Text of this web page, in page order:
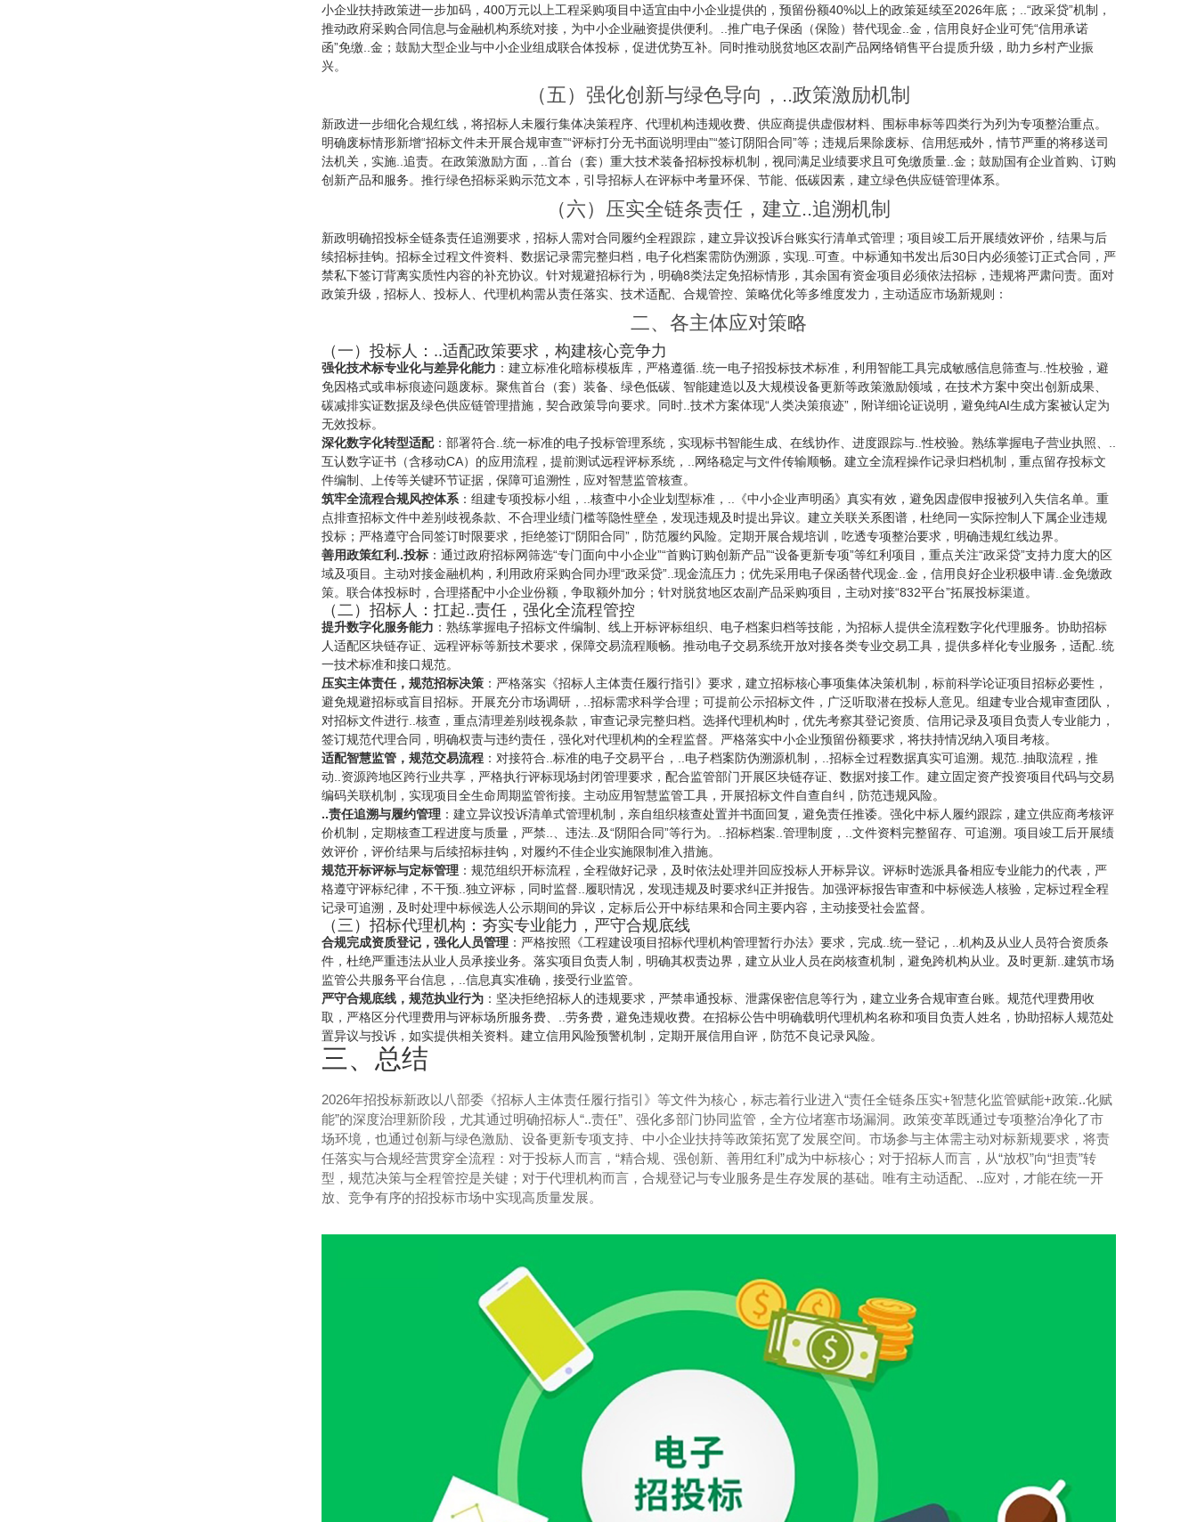
小企业扶持政策进一步加码，400万元以上工程采购项目中适宜由中小企业提供的，预留份额40%以上的政策延续至2026年底；..“政采贷”机制，
推动政府采购合同信息与金融机构系统对接，为中小企业融资提供便利。..推广电子保函（保险）替代现金..金，信用良好企业可凭“信用承诺
函”免缴..金；鼓励大型企业与中小企业组成联合体投标，促进优势互补。同时推动脱贫地区农副产品网络销售平台提质升级，助力乡村产业振
兴。
（五）强化创新与绿色导向，..政策激励机制
新政进一步细化合规红线，将招标人未履行集体决策程序、代理机构违规收费、供应商提供虚假材料、围标串标等四类行为列为专项整治重点。
明确废标情形新增“招标文件未开展合规审查”“评标打分无书面说明理由”“签订阴阳合同”等；违规后果除废标、信用惩戒外，情节严重的将移送司
法机关，实施..追责。在政策激励方面，..首台（套）重大技术装备招标投标机制，视同满足业绩要求且可免缴质量..金；鼓励国有企业首购、订购
创新产品和服务。推行绿色招标采购示范文本，引导招标人在评标中考量环保、节能、低碳因素，建立绿色供应链管理体系。
（六）压实全链条责任，建立..追溯机制
新政明确招投标全链条责任追溯要求，招标人需对合同履约全程跟踪，建立异议投诉台账实行清单式管理；项目竣工后开展绩效评价，结果与后
续招标挂钩。招标全过程文件资料、数据记录需完整归档，电子化档案需防伪溯源，实现..可查。中标通知书发出后30日内必须签订正式合同，严
禁私下签订背离实质性内容的补充协议。针对规避招标行为，明确8类法定免招标情形，其余国有资金项目必须依法招标，违规将严肃问责。面对
政策升级，招标人、投标人、代理机构需从责任落实、技术适配、合规管控、策略优化等多维度发力，主动适应市场新规则：
二、各主体应对策略
（一）投标人：..适配政策要求，构建核心竞争力
强化技术标专业化与差异化能力 ：建立标准化暗标模板库，严格遵循..统一电子招投标技术标准，利用智能工具完成敏感信息筛查与..性校验，避
免因格式或串标痕迹问题废标。聚焦首台（套）装备、绿色低碳、智能建造以及大规模设备更新等政策激励领域，在技术方案中突出创新成果、
碳减排实证数据及绿色供应链管理措施，契合政策导向要求。同时..技术方案体现“人类决策痕迹”，附详细论证说明，避免纯AI生成方案被认定为
无效投标。
深化数字化转型适配：部署符合..统一标准的电子投标管理系统，实现标书智能生成、在线协作、进度跟踪与..性校验。熟练掌握电子营业执照、..
互认数字证书（含移动CA）的应用流程，提前测试远程评标系统，..网络稳定与文件传输顺畅。建立全流程操作记录归档机制，重点留存投标文
件编制、上传等关键环节证据，保障可追溯性，应对智慧监管核查。
筑牢全流程合规风控体系 ：组建专项投标小组，..核查中小企业划型标准，..《中小企业声明函》真实有效，避免因虚假申报被列入失信名单。重
点排查招标文件中差别歧视条款、不合理业绩门槛等隐性壁垒，发现违规及时提出异议。建立关联关系图谱，杜绝同一实际控制人下属企业违规
投标；严格遵守合同签订时限要求，拒绝签订“阴阳合同”，防范履约风险。定期开展合规培训，吃透专项整治要求，明确违规红线边界。
善用政策红利..投标 ：通过政府招标网筛选“专门面向中小企业”“首购订购创新产品”“设备更新专项”等红利项目，重点关注“政采贷”支持力度大的区
域及项目。主动对接金融机构，利用政府采购合同办理“政采贷”..现金流压力；优先采用电子保函替代现金..金，信用良好企业积极申请..金免缴政
策。联合体投标时，合理搭配中小企业份额，争取额外加分；针对脱贫地区农副产品采购项目，主动对接“832平台”拓展投标渠道。
（二）招标人：扛起..责任，强化全流程管控
提升数字化服务能力 ：熟练掌握电子招标文件编制、线上开标评标组织、电子档案归档等技能，为招标人提供全流程数字化代理服务。协助招标
人适配区块链存证、远程评标等新技术要求，保障交易流程顺畅。推动电子交易系统开放对接各类专业交易工具，提供多样化专业服务，适配..统
一技术标准和接口规范。
压实主体责任，规范招标决策 ：严格落实《招标人主体责任履行指引》要求，建立招标核心事项集体决策机制，标前科学论证项目招标必要性，
避免规避招标或盲目招标。开展充分市场调研，..招标需求科学合理；可提前公示招标文件，广泛听取潜在投标人意见。组建专业合规审查团队，
对招标文件进行..核查，重点清理差别歧视条款，审查记录完整归档。选择代理机构时，优先考察其登记资质、信用记录及项目负责人专业能力，
签订规范代理合同，明确权责与违约责任，强化对代理机构的全程监督。严格落实中小企业预留份额要求，将扶持情况纳入项目考核。
适配智慧监管，规范交易流程 ：对接符合..标准的电子交易平台，..电子档案防伪溯源机制，..招标全过程数据真实可追溯。规范..抽取流程，推
动..资源跨地区跨行业共享，严格执行评标现场封闭管理要求，配合监管部门开展区块链存证、数据对接工作。建立固定资产投资项目代码与交易
编码关联机制，实现项目全生命周期监管衔接。主动应用智慧监管工具，开展招标文件自查自纠，防范违规风险。
..责任追溯与履约管理 ：建立异议投诉清单式管理机制，亲自组织核查处置并书面回复，避免责任推诿。强化中标人履约跟踪，建立供应商考核评
价机制，定期核查工程进度与质量，严禁..、违法..及“阴阳合同”等行为。..招标档案..管理制度，..文件资料完整留存、可追溯。项目竣工后开展绩
效评价，评价结果与后续招标挂钩，对履约不佳企业实施限制准入措施。
规范开标评标与定标管理 ：规范组织开标流程，全程做好记录，及时依法处理并回应投标人开标异议。评标时选派具备相应专业能力的代表，严
格遵守评标纪律，不干预..独立评标，同时监督..履职情况，发现违规及时要求纠正并报告。加强评标报告审查和中标候选人核验，定标过程全程
记录可追溯，及时处理中标候选人公示期间的异议，定标后公开中标结果和合同主要内容，主动接受社会监督。
（三）招标代理机构：夯实专业能力，严守合规底线
合规完成资质登记，强化人员管理 ：严格按照《工程建设项目招标代理机构管理暂行办法》要求，完成..统一登记，..机构及从业人员符合资质条
件，杜绝严重违法从业人员承接业务。落实项目负责人制，明确其权责边界，建立从业人员在岗核查机制，避免跨机构从业。及时更新..建筑市场
监管公共服务平台信息，..信息真实准确，接受行业监管。
严守合规底线，规范执业行为 ：坚决拒绝招标人的违规要求，严禁串通投标、泄露保密信息等行为，建立业务合规审查台账。规范代理费用收
取，严格区分代理费用与评标场所服务费、..劳务费，避免违规收费。在招标公告中明确载明代理机构名称和项目负责人姓名，协助招标人规范处
置异议与投诉，如实提供相关资料。建立信用风险预警机制，定期开展信用自评，防范不良记录风险。
三、总结
2026年招投标新政以八部委《招标人主体责任履行指引》等文件为核心，标志着行业进入“责任全链条压实+智慧化监管赋能+政策..化赋
能”的深度治理新阶段，尤其通过明确招标人“..责任”、强化多部门协同监管，全方位堵塞市场漏洞。政策变革既通过专项整治净化了市
场环境，也通过创新与绿色激励、设备更新专项支持、中小企业扶持等政策拓宽了发展空间。市场参与主体需主动对标新规要求，将责
任落实与合规经营贯穿全流程：对于投标人而言，“精合规、强创新、善用红利”成为中标核心；对于招标人而言，从“放权”向“担责”转
型，规范决策与全程管控是关键；对于代理机构而言，合规登记与专业服务是生存发展的基础。唯有主动适配、..应对，才能在统一开
放、竞争有序的招投标市场中实现高质量发展。